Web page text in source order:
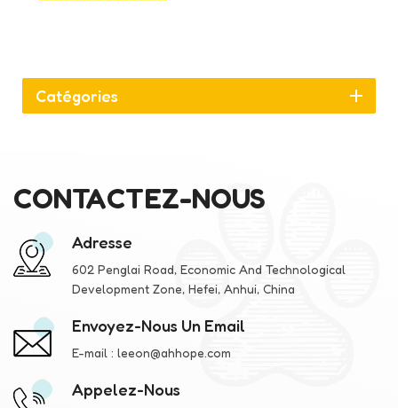
Catégories
CONTACTEZ-NOUS
Adresse
602 Penglai Road, Economic And Technological
Development Zone, Hefei, Anhui, China
Envoyez-Nous Un Email
E-mail : leeon@ahhope.com
Appelez-Nous